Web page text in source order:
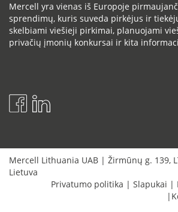
Mercell yra vienas iš Europoje
sprendimų, kuris suveda pirkėjus ir
skelbiami viešieji pirkimai, planuojami
privačių įmonių konkursai ir kita
Mercell Lithuania UAB | Žirmūnų g. 139,
Lietuva
Privatumo politika | Slapukai |
|